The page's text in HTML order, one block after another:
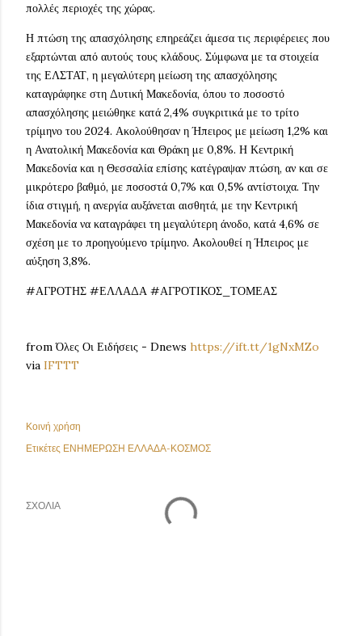
πολλές περιοχές της χώρας.
Η πτώση της απασχόλησης επηρεάζει άμεσα τις περιφέρειες που
εξαρτώνται από αυτούς τους κλάδους. Σύμφωνα με τα στοιχεία
της ΕΛΣΤΑΤ, η μεγαλύτερη μείωση της απασχόλησης
καταγράφηκε στη Δυτική Μακεδονία, όπου το ποσοστό
απασχόλησης μειώθηκε κατά 2,4% συγκριτικά με το τρίτο
τρίμηνο του 2024. Ακολούθησαν η Ήπειρος με μείωση 1,2% και
η Ανατολική Μακεδονία και Θράκη με 0,8%. Η Κεντρική
Μακεδονία και η Θεσσαλία επίσης κατέγραψαν πτώση, αν και σε
μικρότερο βαθμό, με ποσοστά 0,7% και 0,5% αντίστοιχα. Την
ίδια στιγμή, η ανεργία αυξάνεται αισθητά, με την Κεντρική
Μακεδονία να καταγράφει τη μεγαλύτερη άνοδο, κατά 4,6% σε
σχέση με το προηγούμενο τρίμηνο. Ακολουθεί η Ήπειρος με
αύξηση 3,8%.
#ΑΓΡΟΤΗΣ #ΕΛΛΑΔΑ #ΑΓΡΟΤΙΚΟΣ_ΤΟΜΕΑΣ
from Όλες Οι Ειδήσεις - Dnews https://ift.tt/1gNxMZo
via IFTTT
Κοινή χρήση
Ετικέτες ΕΝΗΜΕΡΩΣΗ ΕΛΛΑΔΑ-ΚΟΣΜΟΣ
ΣΧΌΛΙΑ